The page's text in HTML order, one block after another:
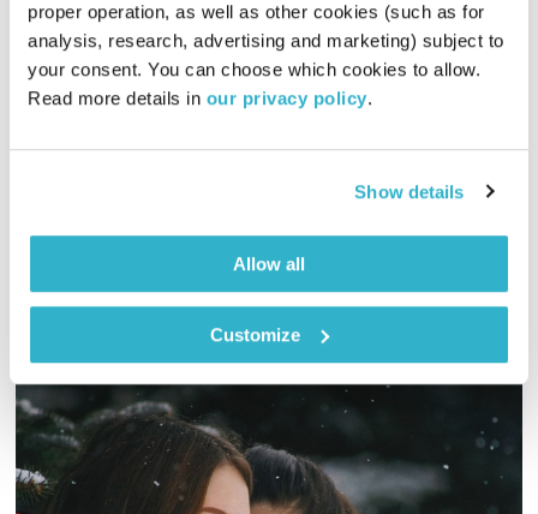
proper operation, as well as other cookies (such as for
analysis, research, advertising and marketing) subject to
your consent. You can choose which cookies to allow.
Read more details in our privacy policy.
Show details
Allow all
Customize
כל יום מחדש – 22.12.19
אמיר פרי
שעה של מוזיקה מעולה להתעורר איתה, בעריכת ובהגשת אמיר פרי
אודיו